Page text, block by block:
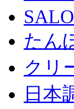
たん
クリ
日本